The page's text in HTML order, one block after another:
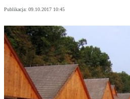
Publikacja: 09.10.2017 10:45